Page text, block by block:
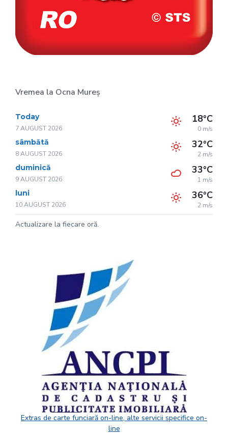
Vremea la Ocna Mureș
Today
7 AUGUST 2026
18°C
0 m/s
sâmbătă
8 AUGUST 2026
32°C
2 m/s
duminică
9 AUGUST 2026
33°C
1 m/s
luni
10 AUGUST 2026
36°C
2 m/s
Actualizare la fiecare oră.
Extras de carte funciară on-line, alte servicii specifice on-
line